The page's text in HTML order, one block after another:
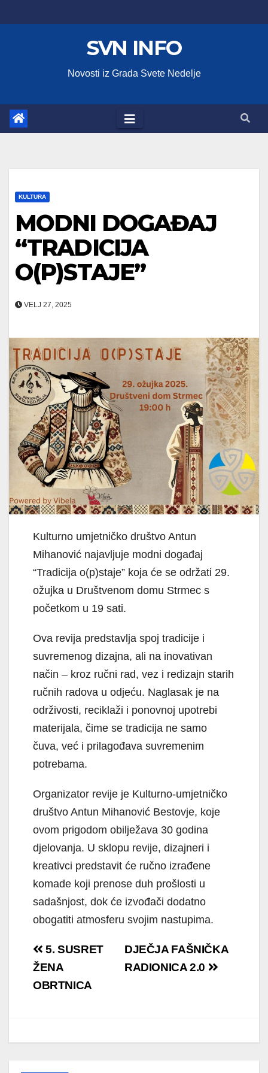
to
SVN INFO
Novosti iz Grada Svete Nedelje
KULTURA
MODNI DOGAĐAJ
“TRADICIJA
O(P)STAJE”
VELJ 27, 2025
Kulturno umjetničko društvo Antun
Mihanović najavljuje modni događaj
“Tradicija o(p)staje” koja će se održati 29.
ožujka u Društvenom domu Strmec s
početkom u 19 sati.
Ova revija predstavlja spoj tradicije i
suvremenog dizajna, ali na inovativan
način – kroz ručni rad, vez i redizajn starih
ručnih radova u odjeću. Naglasak je na
održivosti, reciklaži i ponovnoj upotrebi
materijala, čime se tradicija ne samo
čuva, već i prilagođava suvremenim
potrebama.
Organizator revije je Kulturno-umjetničko
društvo Antun Mihanović Bestovje, koje
ovom prigodom obilježava 30 godina
djelovanja. U sklopu revije, dizajneri i
kreativci predstavit će ručno izrađene
komade koji prenose duh prošlosti u
sadašnjost, dok će izvođači dodatno
obogatiti atmosferu svojim nastupima.
Navigacija
objava
DJEČJA FAŠNIČKA
RADIONICA 2.0
5. SUSRET
ŽENA
OBRTNICA